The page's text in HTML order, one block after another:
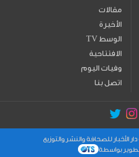
مقالات
الأخيرة
TV الوسط
الافتتاحية
وفيات اليوم
اتصل بنا
للصحافة والنشر والتوزيع
بواسطة